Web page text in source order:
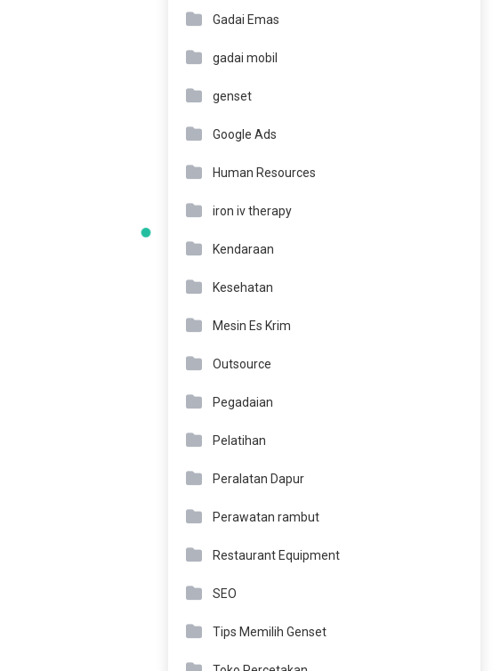
Gadai Emas
gadai mobil
genset
Google Ads
Human Resources
iron iv therapy
Kendaraan
Kesehatan
Mesin Es Krim
Outsource
Pegadaian
Pelatihan
Peralatan Dapur
Perawatan rambut
Restaurant Equipment
SEO
Tips Memilih Genset